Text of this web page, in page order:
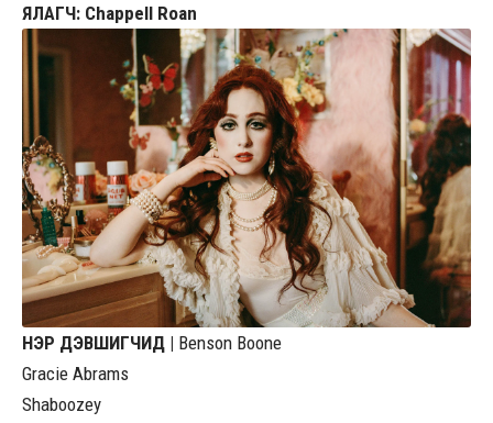
ЯЛАГЧ: Chappell Roan
НЭР ДЭВШИГЧИД | Benson Boone
Gracie Abrams
Shaboozey